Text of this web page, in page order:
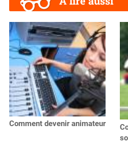
Comment devenir animateur